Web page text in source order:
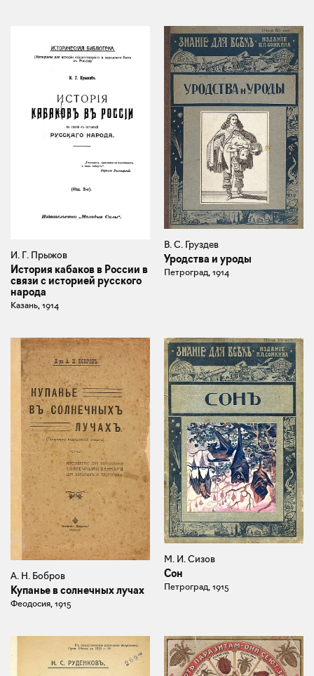
И. Г. Прыжов
История кабаков в России в
связи с историей русского
народа
Казань, 1914
В. С. Груздев
Уродства и уроды
Петроград, 1914
А. Н. Бобров
Купанье в солнечных лучах
Феодосия, 1915
М. И. Сизов
Сон
Петроград, 1915